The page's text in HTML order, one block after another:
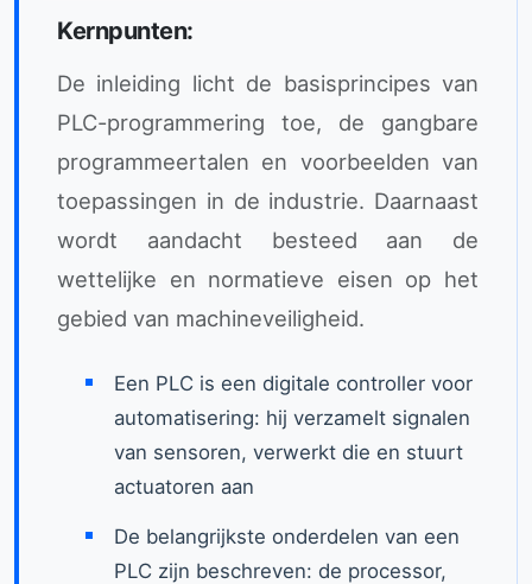
Kernpunten:
De inleiding licht de basisprincipes van
PLC-programmering toe, de gangbare
programmeertalen en voorbeelden van
toepassingen in de industrie. Daarnaast
wordt aandacht besteed aan de
wettelijke en normatieve eisen op het
gebied van machineveiligheid.
Een PLC is een digitale controller voor
automatisering: hij verzamelt signalen
van sensoren, verwerkt die en stuurt
actuatoren aan
De belangrijkste onderdelen van een
PLC zijn beschreven: de processor,